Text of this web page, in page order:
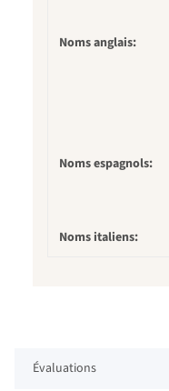
Noms anglais:
Noms espagnols:
Noms italiens:
Évaluations